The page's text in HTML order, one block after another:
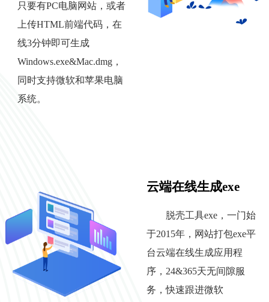
只要有PC电脑网站，或者
上传HTML前端代码，在
线3分钟即可生成
Windows.exe&Mac.dmg，
同时支持微软和苹果电脑
系统。
云端在线生成exe
脱壳工具exe，一门始
于2015年，网站打包exe平
台云端在线生成应用程
序，24&365天无间隙服
务，快速跟进微软